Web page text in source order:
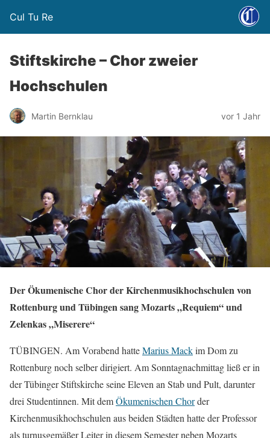
Cul Tu Re
Stiftskirche – Chor zweier
Hochschulen
Martin Bernklau vor 1 Jahr
Der Ökumenische Chor der Kirchenmusikhochschulen von
Rottenburg und Tübingen sang Mozarts „Requiem“ und
Zelenkas „Miserere“
TÜBINGEN. Am Vorabend hatteMarius Mackim Dom zu
Rottenburg noch selber dirigiert. Am Sonntagnachmittag ließ er in
der Tübinger Stiftskirche seine Eleven an Stab und Pult, darunter
drei Studentinnen. Mit demÖkumenischen Chorder
Kirchenmusikhochschulen aus beiden Städten hatte der Professor
als turnusgemäßer Leiter in diesem Semester neben Mozarts